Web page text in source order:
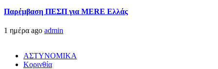
Παρέμβαση ΠΕΣΠ για MERE Ελλάς
1 ημέρα ago admin
ΑΣΤΥΝΟΜΙΚΑ
Κορινθία